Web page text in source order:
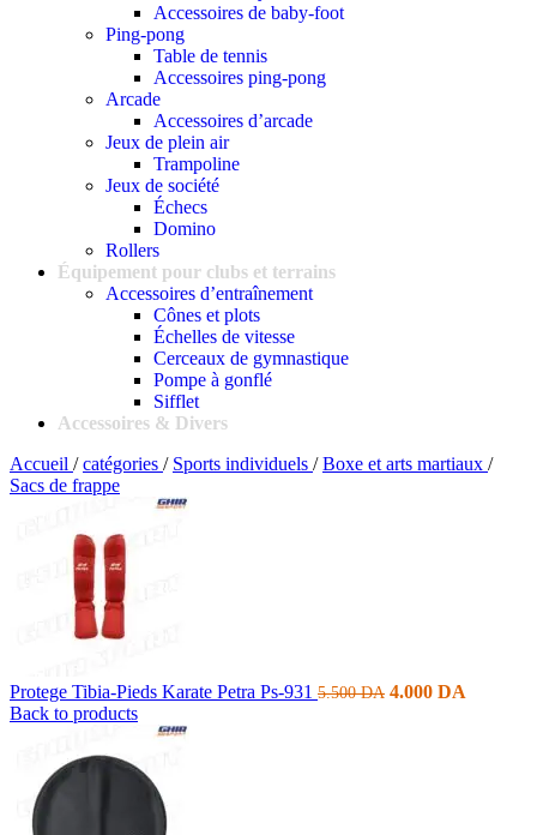
Accessoires de baby-foot
Ping-pong
Table de tennis
Accessoires ping-pong
Arcade
Accessoires d’arcade
Jeux de plein air
Trampoline
Jeux de société
Échecs
Domino
Rollers
Équipement pour clubs et terrains
Accessoires d’entraînement
Cônes et plots
Échelles de vitesse
Cerceaux de gymnastique
Pompe à gonflé
Sifflet
Accessoires & Divers
Accueil / catégories / Sports individuels / Boxe et arts martiaux /
Sacs de frappe
Protege Tibia-Pieds Karate Petra Ps-931 5.500DA 4.000 DA
Back to products